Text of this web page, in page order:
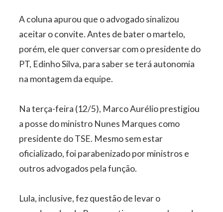
A coluna apurou que o advogado sinalizou
aceitar o convite. Antes de bater o martelo,
porém, ele quer conversar com o presidente do
PT, Edinho Silva, para saber se terá autonomia
na montagem da equipe.
Na terça-feira (12/5), Marco Aurélio prestigiou
a posse do ministro Nunes Marques como
presidente do TSE. Mesmo sem estar
oficializado, foi parabenizado por ministros e
outros advogados pela função.
Lula, inclusive, fez questão de levar o